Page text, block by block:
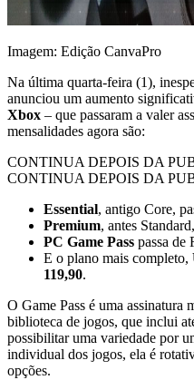
Imagem: Edição CanvaPro
Na última quarta-feira (1),
anunciou um aumento
Xbox – que passaram a valer
mensalidades agora são:
CONTINUA DEPOIS DA
CONTINUA DEPOIS DA
Essential, antigo Core,
Premium, antes
PC Game Pass passa de
E o plano mais completo,
119,90.
O Game Pass é uma assinatura
biblioteca de jogos, que inclui
possibilitar uma variedade por
individual dos jogos, ela é
opções.